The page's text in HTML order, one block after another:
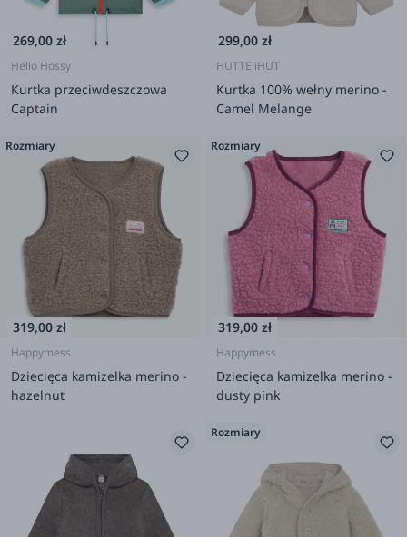
269,00 zł
Hello Hossy
Kurtka przeciwdeszczowa
Captain
299,00 zł
HUTTEliHUT
Kurtka 100% wełny merino -
Camel Melange
Rozmiary
319,00 zł
Happymess
Dziecięca kamizelka merino -
hazelnut
Rozmiary
319,00 zł
Happymess
Dziecięca kamizelka merino -
dusty pink
Rozmiary